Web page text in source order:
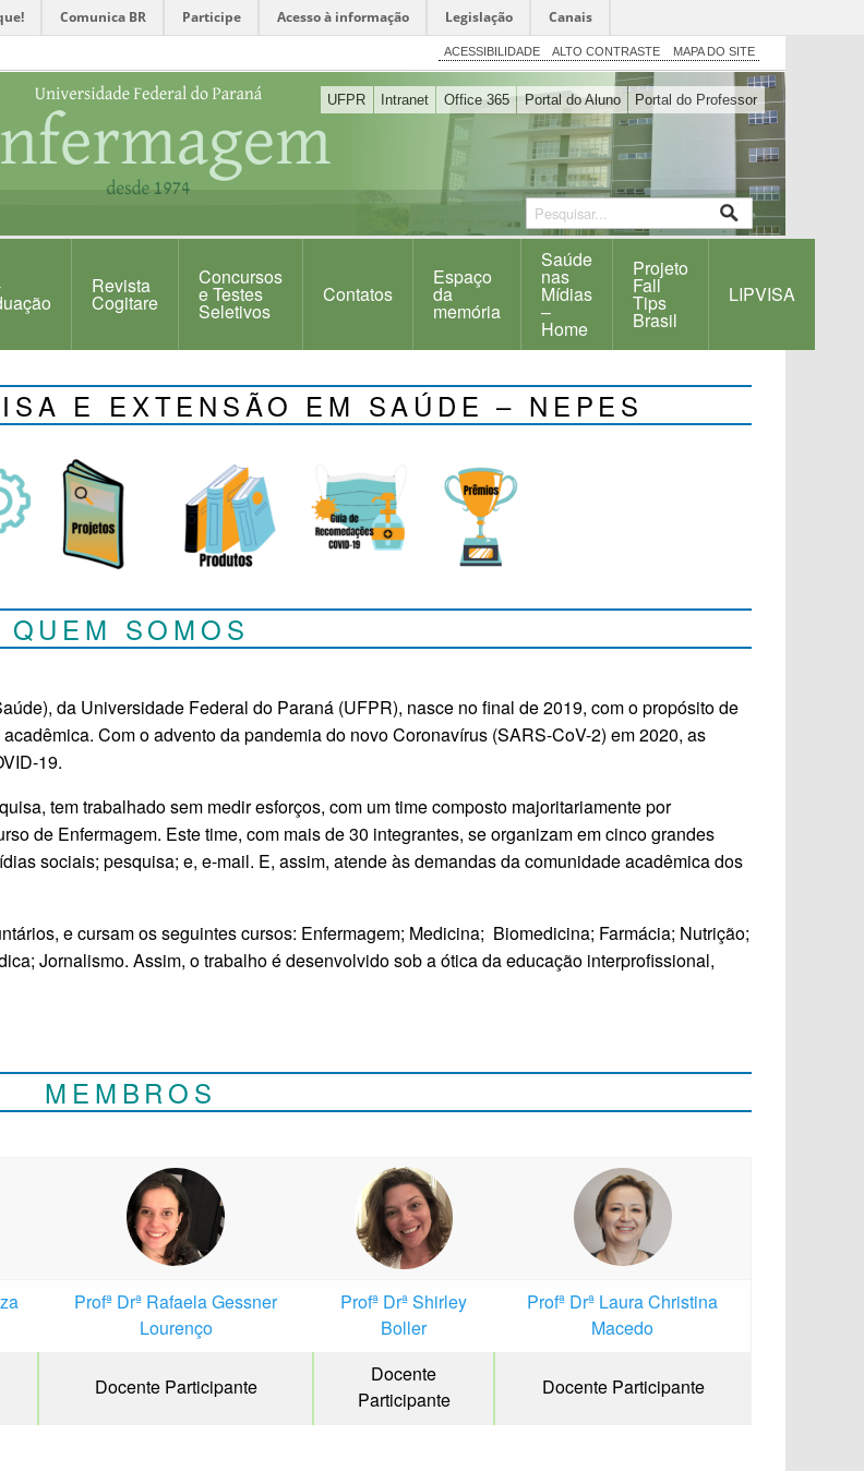
Comunica BR Participe Acesso à informação Legislação Canais
ACESSIBILIDADE ALTO CONTRASTE MAPA DO SITE
UFPR Intranet Office 365 Portal do Aluno Portal do Professor
Revista
Cogitare
Concursos
e Testes
Seletivos
Contatos
Espaço
da
memória
Saúde
nas
Mídias
–
Home
Projeto
Fall
Tips
Brasil
LIPVISA
E EXTENSÃO EM SAÚDE – NEPES
QUEM SOMOS
da Universidade Federal do Paraná (UFPR), nasce no final de 2019, com o propósito de
Com o advento da pandemia do novo Coronavírus (SARS-CoV-2) em 2020, as
19.
tem trabalhado sem medir esforços, com um time composto majoritariamente por
de Enfermagem. Este time, com mais de 30 integrantes, se organizam em cinco grandes
sociais; pesquisa; e, e-mail. E, assim, atende às demandas da comunidade acadêmica dos
e cursam os seguintes cursos: Enfermagem; Medicina; Biomedicina; Farmácia; Nutrição;
Jornalismo. Assim, o trabalho é desenvolvido sob a ótica da educação interprofissional,
MEMBROS
Profª Drª Rafaela Gessner
Lourenço
Profª Drª Shirley
Boller
Profª Drª Laura Christina
Macedo
Docente Participante
Docente
Participante
Docente Participante